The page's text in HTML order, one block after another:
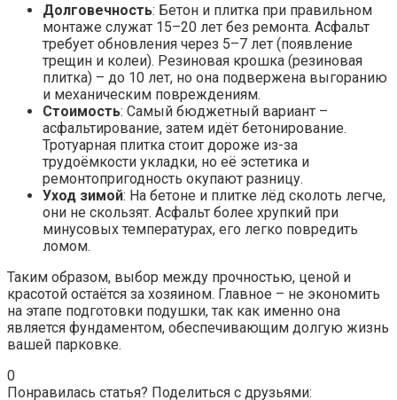
Долговечность: Бетон и плитка при правильном
монтаже служат 15–20 лет без ремонта. Асфальт
требует обновления через 5–7 лет (появление
трещин и колеи). Резиновая крошка (резиновая
плитка) – до 10 лет, но она подвержена выгоранию
и механическим повреждениям.
Стоимость: Самый бюджетный вариант –
асфальтирование, затем идёт бетонирование.
Тротуарная плитка стоит дороже из-за
трудоёмкости укладки, но её эстетика и
ремонтопригодность окупают разницу.
Уход зимой: На бетоне и плитке лёд сколоть легче,
они не скользят. Асфальт более хрупкий при
минусовых температурах, его легко повредить
ломом.
Таким образом, выбор между прочностью, ценой и
красотой остаётся за хозяином. Главное – не экономить
на этапе подготовки подушки, так как именно она
является фундаментом, обеспечивающим долгую жизнь
вашей парковке.
0
Понравилась статья? Поделиться с друзьями: